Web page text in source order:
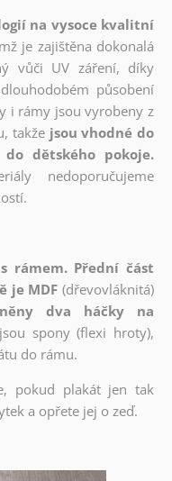
na vysoce kvalitní
je zajištěna dokonalá
vůči UV záření, díky
působení
i rámy jsou vyrobeny z
takže jsou vhodné do
do dětského pokoje.
nedoporučujeme
rámem. Přední část
je MDF (dřevovláknitá)
dva háčky na
spony (flexi hroty),
do rámu.
pokud plakát jen tak
a opřete jej o zeď.